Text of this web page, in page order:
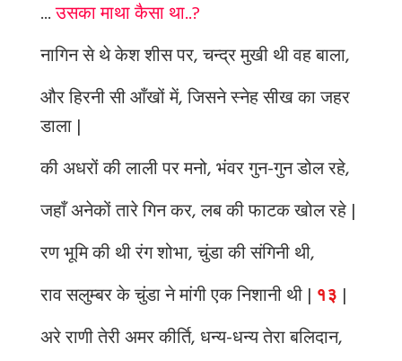
...उसका माथा कैसा था..?
नागिन से थे केश शीस पर, चन्द्र मुखी थी वह बाला,
और हिरनी सी आँखों में, जिसने स्नेह सीख का जहर
डाला |
की अधरों की लाली पर मनो, भंवर गुन-गुन डोल रहे,
जहाँ अनेकों तारे गिन कर, लब की फाटक खोल रहे |
रण भूमि की थी रंग शोभा, चुंडा की संगिनी थी,
राव सलुम्बर के चुंडा ने मांगी एक निशानी थी | १३ |
अरे राणी तेरी अमर कीर्ति, धन्य-धन्य तेरा बलिदान,